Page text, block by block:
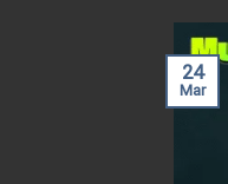
24
Mar